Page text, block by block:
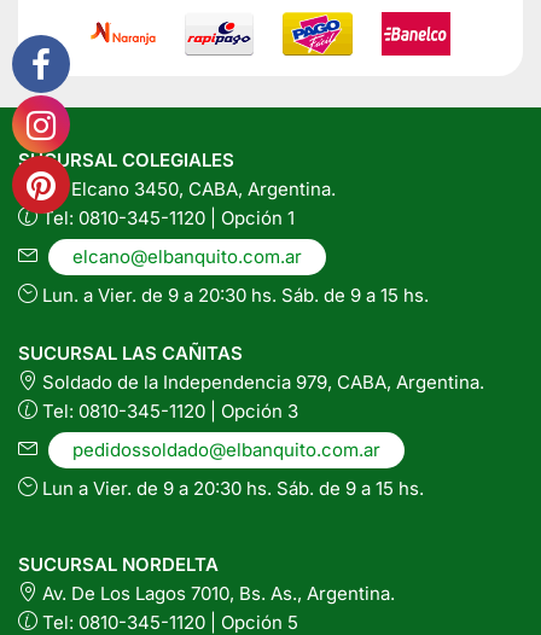
la
página
producto
SUCURSAL COLEGIALES
Av. Elcano 3450, CABA, Argentina.
Tel: 0810-345-1120 | Opción 1
elcano@elbanquito.com.ar
Lun. a Vier. de 9 a 20:30 hs. Sáb. de 9 a 15 hs.
SUCURSAL LAS CAÑITAS
Soldado de la Independencia 979, CABA, Argentina.
Tel: 0810-345-1120 | Opción 3
pedidossoldado@elbanquito.com.ar
Lun a Vier. de 9 a 20:30 hs. Sáb. de 9 a 15 hs.
SUCURSAL NORDELTA
Av. De Los Lagos 7010, Bs. As., Argentina.
Tel: 0810-345-1120 | Opción 5